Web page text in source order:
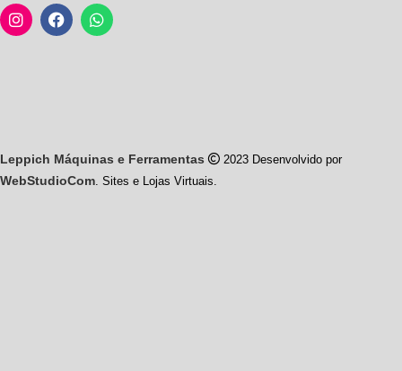
Leppich Máquinas e Ferramentas 2023 Desenvolvido por
WebStudioCom. Sites e Lojas Virtuais.